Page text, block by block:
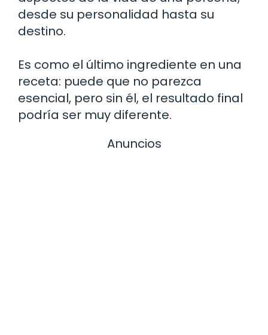
desde su personalidad hasta su
destino.
Es como el último ingrediente en una
receta: puede que no parezca
esencial, pero sin él, el resultado final
podría ser muy diferente.
Anuncios